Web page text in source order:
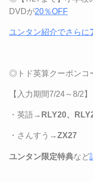
DVDが20％OFF
ユンタン紹介でさらに
◎トド英算クーポンコ
【 入力期間7/24～8/2】
・英語→ RLY20、
・さんすう→ZX27
ユンタン限定特典など